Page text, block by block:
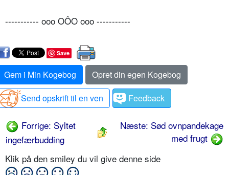
----------- ooo OÔO ooo -----------
Save
Gem i Min Kogebog
Opret din egen Kogebog
Send opskrift til en ven
Feedback
Forrige: Syltet
ingefærbudding
Næste: Sød ovnpandekage
med frugt
Klik på den smiley du vil give denne side